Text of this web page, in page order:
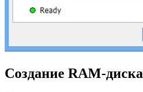
Создание RAM-диска